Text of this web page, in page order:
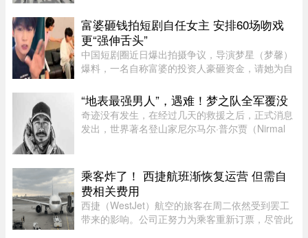
西捷航空周一在官网公布的薪酬资料，该公司机舱
服务员薪酬为每个「薪酬工时 ...
富婆砸钱拍短剧自任女主 安排60场吻戏
更“强伸舌头”
中国短剧圈近日爆出拍摄争议，导演梦星（梦馨）
爆料，一名自称富婆的投资人豪砸资金，请她为自
主角，并亲选男主角演员，还要求剧中安排60多场
吻戏。男主角演员钟宇飞近 ...
“地表最强男人”，遇难！梦之队全军覆没
奇迹没有发生，在经过几天的救援之后，正式消息
发出，世界著名登山家尼尔马尔·普尔贾（Nirmal
月2日，巴基斯坦阿尔卑斯俱 ...
乘客炸了！ 西捷航班渐恢复运营 但需自
费相关费用
西捷（WestJet）航空的旅客在周二依然受到罢工
带来的影响。公司正努力为乘客重新订票，尽管此